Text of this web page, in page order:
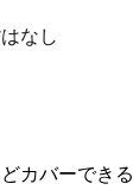
なし
カバーできる